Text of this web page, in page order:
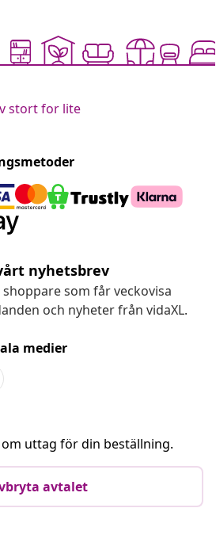
stort for lite
nyhetsbrev
shoppare som får veckovisa
och nyheter från vidaXL.
medier
uttag för din beställning.
avtalet